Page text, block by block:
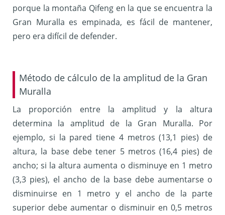
porque la montaña Qifeng en la que se encuentra la
Gran Muralla es empinada, es fácil de mantener,
pero era difícil de defender.
Método de cálculo de la amplitud de la Gran
Muralla
La proporción entre la amplitud y la altura
determina la amplitud de la Gran Muralla. Por
ejemplo, si la pared tiene 4 metros (13,1 pies) de
altura, la base debe tener 5 metros (16,4 pies) de
ancho; si la altura aumenta o disminuye en 1 metro
(3,3 pies), el ancho de la base debe aumentarse o
disminuirse en 1 metro y el ancho de la parte
superior debe aumentar o disminuir en 0,5 metros